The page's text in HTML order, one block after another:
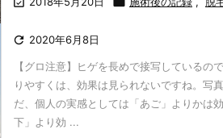
 2020年6月8日
【グロ注意】ヒゲを長めで接写しているの
りやすくは、効果は見られないですね。写
だ、個人の実感としては「あご」よりかは
下」より効 ...